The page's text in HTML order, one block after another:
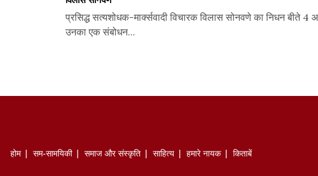
प्रसिद्ध सत्यशोधक-मार्क्सवादी विचारक विलास सोनवणे का निधन बीते
उनका एक संबोधन...
होम सम-सामयिकी समाज और संस्कृति साहित्‍य हमारे नायक किताबें